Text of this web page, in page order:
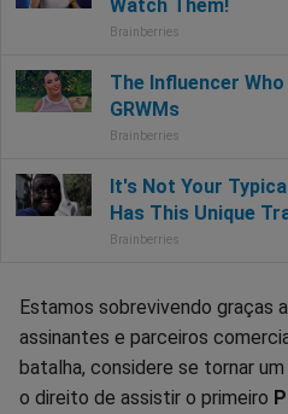
Estamos sobrevivendo graças
assinantes e parceiros
batalha, considere se tornar um
o direito de assistir o primeiro